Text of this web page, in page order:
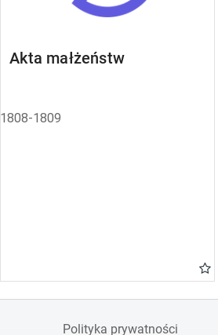
Akta małżeństw
1808-1809
Polityka prywatności